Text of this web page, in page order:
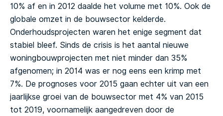
10% af en in 2012 daalde het volume met 10%. Ook de
globale omzet in de bouwsector kelderde.
Onderhoudsprojecten waren het enige segment dat
stabiel bleef. Sinds de crisis is het aantal nieuwe
woningbouwprojecten met niet minder dan 35%
afgenomen; in 2014 was er nog eens een krimp met
7%. De prognoses voor 2015 gaan echter uit van een
jaarlijkse groei van de bouwsector met 4% van 2015
tot 2019, voornamelijk aangedreven door de